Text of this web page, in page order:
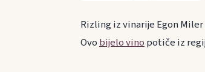
Rizling iz vinarije Egon
Ovobijelo vinopotiče iz